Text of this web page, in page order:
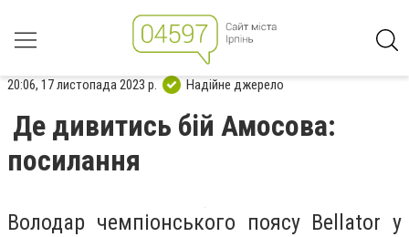
20:06, 17 листопада 2023 р. Надійне джерело
Де дивитись бій Амосова:
посилання
Володар чемпіонського поясу Bellator у